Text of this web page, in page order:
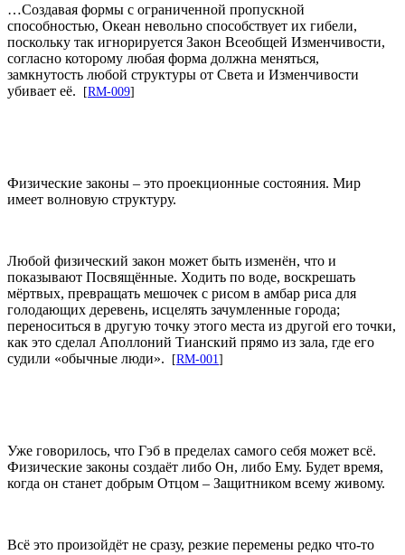
…Создавая формы с ограниченной пропускной
способностью, Океан невольно способствует их гибели,
поскольку так игнорируется Закон Всеобщей Изменчивости,
согласно которому любая форма должна меняться,
замкнутость любой структуры от Света и Изменчивости
убивает её.
[RM-009]
Физические законы – это проекционные состояния. Мир
имеет волновую структуру.
Любой физический закон может быть изменён, что и
показывают Посвящённые. Ходить по воде, воскрешать
мёртвых, превращать мешочек с рисом в амбар риса для
голодающих деревень, исцелять зачумленные города;
переноситься в другую точку этого места из другой его точки,
как это сделал Аполлоний Тианский прямо из зала, где его
судили «обычные люди».
[RM-001 ]
Уже говорилось, что Гэб в пределах самого себя может всё.
Физические законы создаёт либо Он, либо Ему. Будет время,
когда он станет добрым Отцом – Защитником всему живому.
Всё это произойдёт не сразу, резкие перемены редко что-то